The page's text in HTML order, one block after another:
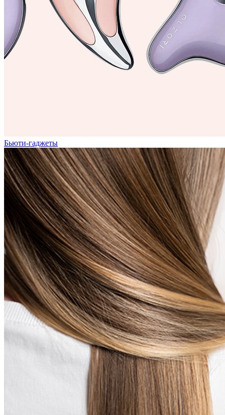
Бьюти-гаджеты